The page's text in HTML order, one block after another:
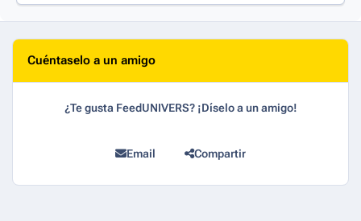
Cuéntaselo a un amigo
¿Te gusta FeedUNIVERS? ¡Díselo a un amigo!
Email Compartir